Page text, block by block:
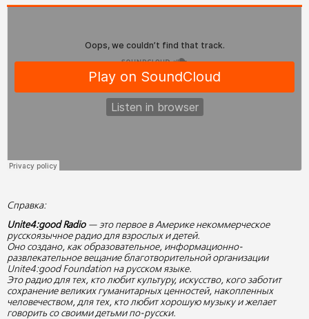
Справка:
Unite4:good Radio— это первое в Америке некоммерческое
русскоязычное радио для взрослых и детей.
Оно создано, как образовательное, информационно-
развлекательное вещание благотворительной организации
Unite4:good Foundation на русском языке.
Это радио для тех, кто любит культуру, искусство, кого заботит
сохранение великих гуманитарных ценностей, накопленных
человечеством, для тех, кто любит хорошую музыку и желает
говорить со своими детьми по-русски.